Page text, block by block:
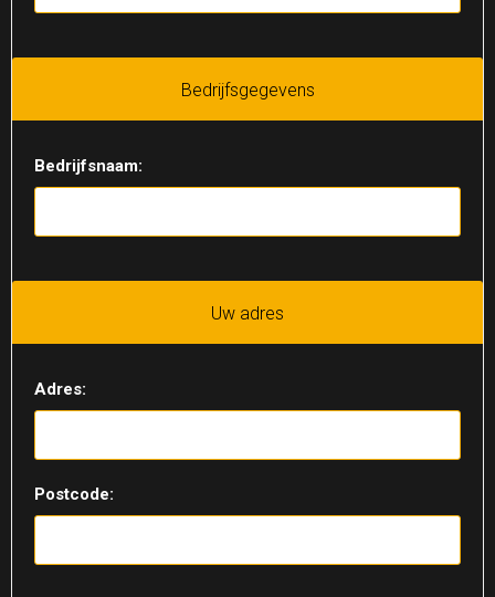
Bedrijfsgegevens
Bedrijfsnaam:
Uw adres
Adres:
Postcode: